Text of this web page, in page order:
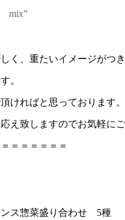
mix”
く、重たいイメージがつ
。
ければと思っております。
え致しますのでお気軽にご
＝＝＝＝＝＝
ンス惣菜盛り合わせ 5種